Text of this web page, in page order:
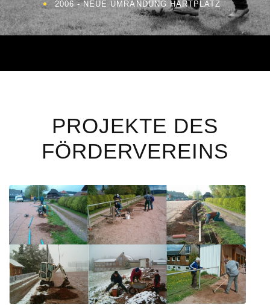
2006 - NEUE UMRANDUNG HARTPLATZ
PROJEKTE DES
FÖRDERVEREINS